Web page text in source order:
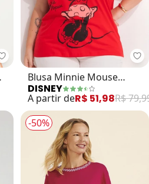
Essendi - Blusa Feminina
Blusa Minnie Mouse
(Vermelho)
DISNEY
A partir deR$ 51,98R$
-50%